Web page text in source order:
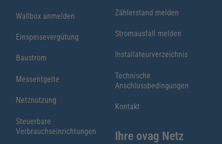
Wallbox anmelden
Einspeisevergütung
Baustrom
Messentgelte
Netznutzung
Steuerbare
Verbrauchseinrichtungen
Zählerstand melden
Stromausfall melden
Installateurverzeichnis
Technische
Anschlussbedingungen
Kontakt
Ihre ovag Netz